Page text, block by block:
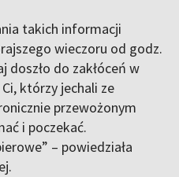
takich informacji
wieczoru od godz.
doszło do zakłóceń w
którzy jechali ze
przewożonym
i poczekać.
– powiedziała